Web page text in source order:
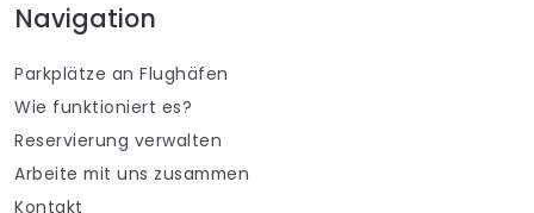
Navigation
Parkplätze an Flughäfen
Wie funktioniert es?
Reservierung verwalten
Arbeite mit uns zusammen
Kontakt